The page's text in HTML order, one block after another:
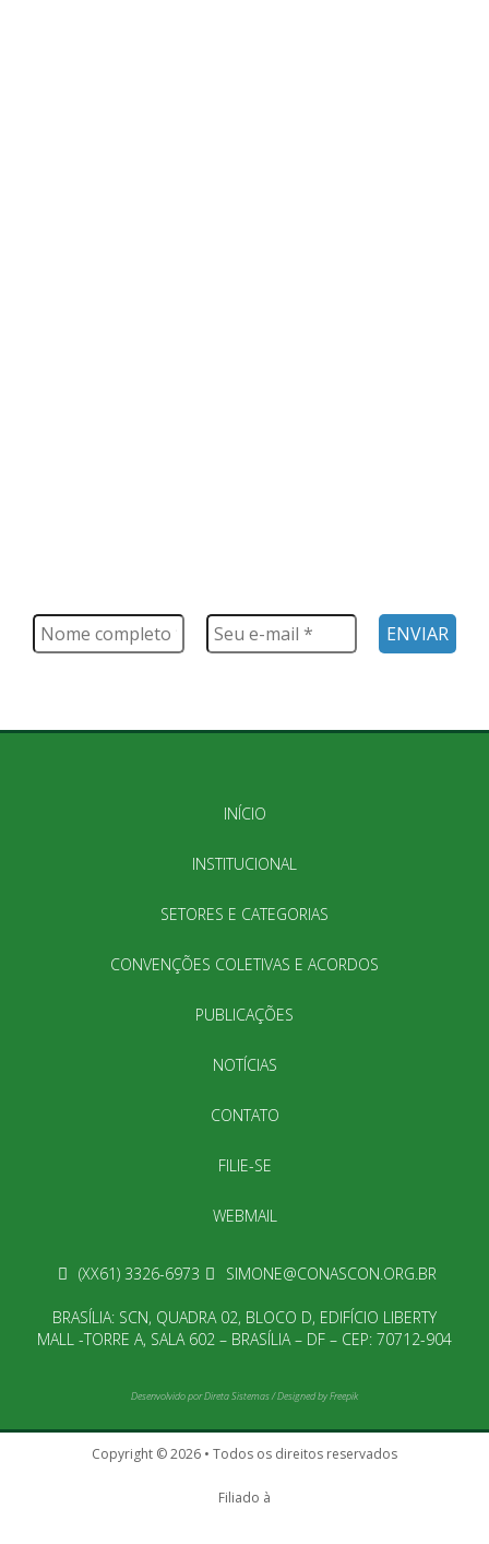
INÍCIO
INSTITUCIONAL
SETORES E CATEGORIAS
CONVENÇÕES COLETIVAS E ACORDOS
PUBLICAÇÕES
NOTÍCIAS
CONTATO
FILIE-SE
WEBMAIL
(XX61) 3326-6973 SIMONE@CONASCON.ORG.BR
BRASÍLIA: SCN, QUADRA 02, BLOCO D, EDIFÍCIO LIBERTY
MALL -TORRE A, SALA 602 – BRASÍLIA – DF – CEP: 70712-904
Desenvolvido porDireta Sistemas/Designed by Freepik
Copyright © 2026 • Todos os direitos reservados
Filiado à